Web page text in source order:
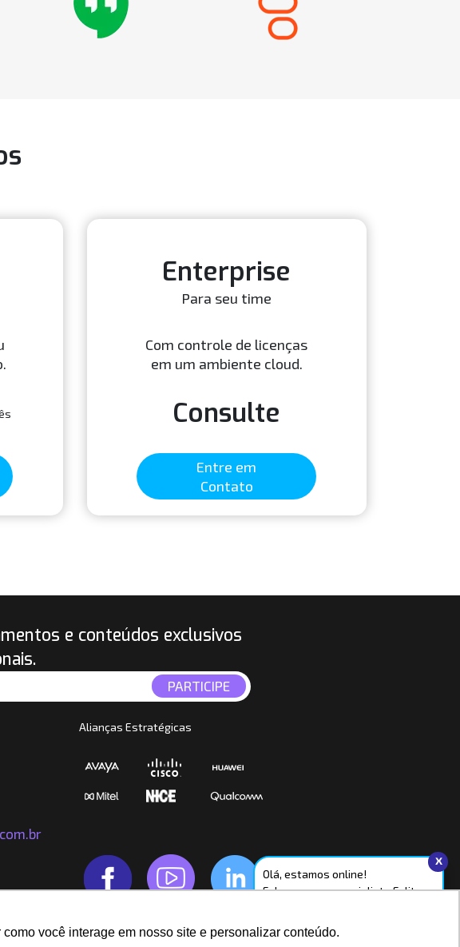
você interage em nosso site e personalizar conteúdo.
Enterprise
Para seu time
Com controle de licenças
em um ambiente cloud.
Consulte
Entre em
Contato
e conteúdos exclusivos
Alianças Estratégicas
x
Olá, estamos online!
Fale com um especialista Felitron.